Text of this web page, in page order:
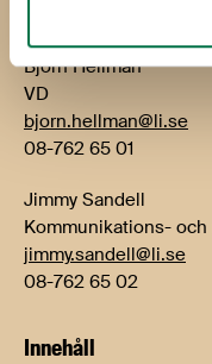
Björn Hellman
VD
bjorn.hellman@li.se
08-762 65 01
Jimmy Sandell
Kommunikations-
jimmy.sandell@li.se
08-762 65 02
Innehåll